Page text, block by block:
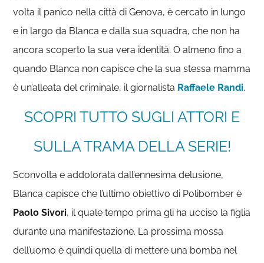
volta il panico nella città di Genova, è cercato in lungo
e in largo da Blanca e dalla sua squadra, che non ha
ancora scoperto la sua vera identità. O almeno fino a
quando Blanca non capisce che la sua stessa mamma
è un’alleata del criminale, il giornalista Raffaele Randi.
SCOPRI TUTTO SUGLI ATTORI E
SULLA TRAMA DELLA SERIE!
Sconvolta e addolorata dall’ennesima delusione,
Blanca capisce che l’ultimo obiettivo di Polibomber è
Paolo Sivori, il quale tempo prima gli ha ucciso la figlia
durante una manifestazione. La prossima mossa
dell’uomo è quindi quella di mettere una bomba nel